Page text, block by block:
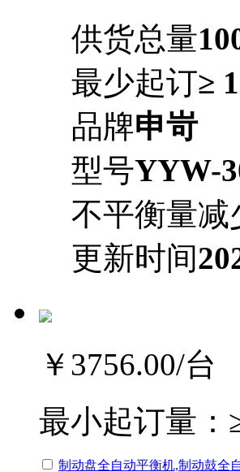
供货总量
最少起订≥
品牌申岢
型号YYW-
不平衡量减
更新时间
￥3756.00/台
最小起订量：
制动盘全自动平衡机,制动鼓全